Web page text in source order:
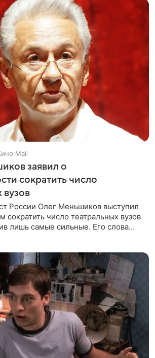
Mail
заявил о
сократить число
вузов
России Олег Меньшиков выступил
сократить число театральных вузов
лишь самые сильные. Его слова